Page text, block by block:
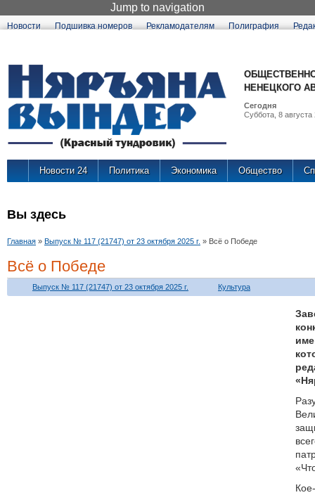
Jump to navigation
Новости Подшивка номеров Рекламодателям Полиграфия
НЕНЕЦКОГО
Сегодня
Суббота, 8 августа
Новости 24 Политика Экономика Общество
Вы здесь
Главная » Выпуск № 117 (21747) от 23 октября 2025 г. » Всё о Победе
Всё о Победе
Выпуск № 117 (21747) от 23 октября 2025 г. Культура